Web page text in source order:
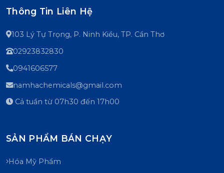
Thông Tin Liên Hệ
103 Lý Tự Trọng, P. Ninh Kiều, TP. Cần Thơ
02923832830
0941606577
namhachemicals@gmail.com
Cả tuần từ 07h30 đến 17h00
SẢN PHẨM BÁN CHẠY
Hóa Mỹ Phẩm